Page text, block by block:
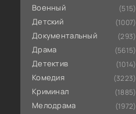
Военный (515)
Детский (1007)
Документальный (293)
Драма (5615)
Детектив (1014)
Комедия (3223)
Криминал (1885)
Мелодрама (1972)